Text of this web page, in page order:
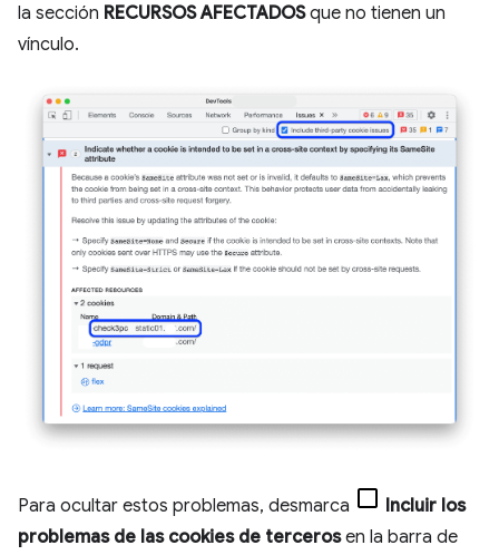
la sección RECURSOS AFECTADOSque no tienen un
vínculo.
Para ocultar estos problemas, desmarca
Incluir los
problemas de las cookies de tercerosen la barra de